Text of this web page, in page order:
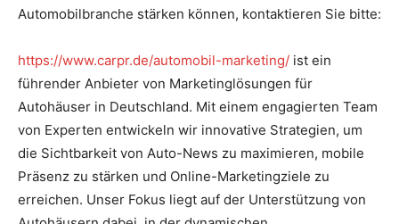
Automobilbranche stärken können, kontaktieren Sie bitte:
https://www.carpr.de/automobil-marketing/ ist ein
führender Anbieter von Marketinglösungen für
Autohäuser in Deutschland. Mit einem engagierten Team
von Experten entwickeln wir innovative Strategien, um
die Sichtbarkeit von Auto-News zu maximieren, mobile
Präsenz zu stärken und Online-Marketingziele zu
erreichen. Unser Fokus liegt auf der Unterstützung von